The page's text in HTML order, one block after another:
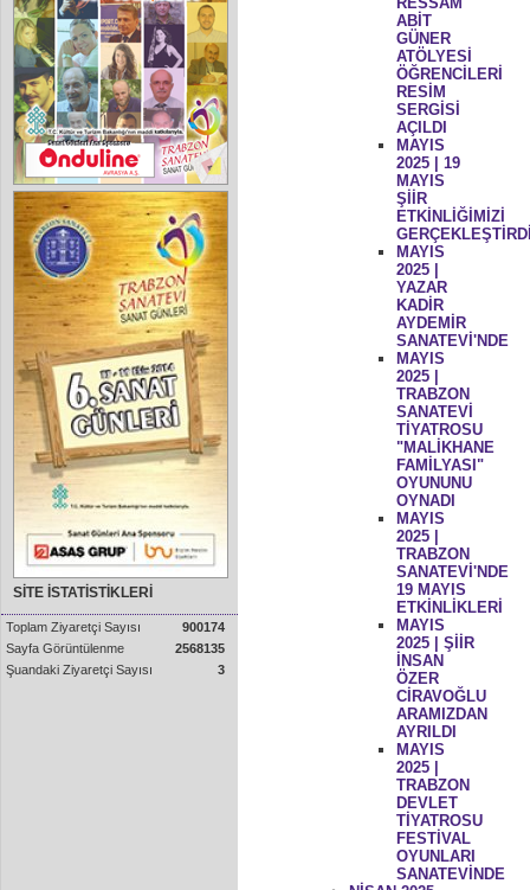
SİTE İSTATİSTİKLERİ
Toplam Ziyaretçi Sayısı
900174
Sayfa Görüntülenme
2568135
Şuandaki Ziyaretçi Sayısı
3
ABİT
GÜNER
ATÖLYESİ
ÖĞRENCİLERİ
RESİM
SERGİSİ
AÇILDI
MAYIS
2025 | 19
MAYIS
ŞİİR
ETKİNLİĞİMİZİ
MAYIS
2025 |
YAZAR
KADİR
AYDEMİR
SANATEVİ'NDE
MAYIS
2025 |
TRABZON
SANATEVİ
TİYATROSU
"MALİKHANE
FAMİLYASI"
OYUNUNU
OYNADI
MAYIS
2025 |
TRABZON
SANATEVİ'NDE
19 MAYIS
ETKİNLİKLERİ
MAYIS
2025 | ŞİİR
İNSAN
ÖZER
CİRAVOĞLU
ARAMIZDAN
AYRILDI
MAYIS
2025 |
TRABZON
DEVLET
TİYATROSU
FESTİVAL
OYUNLARI
SANATEVİNDE